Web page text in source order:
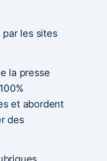
les sites
la presse
et abordent
des